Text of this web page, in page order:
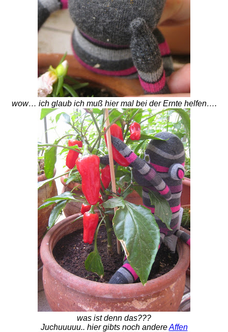
wow… ich glaub ich muß hier mal bei der Ernte helfen….
was ist denn das???
Juchuuuuu.. hier gibts noch andereAffen